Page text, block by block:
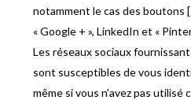
notamment le cas des boutons [
« Google + », LinkedIn et «
Les réseaux sociaux
sont susceptibles de vous
même si vous n’avez pas utilisé